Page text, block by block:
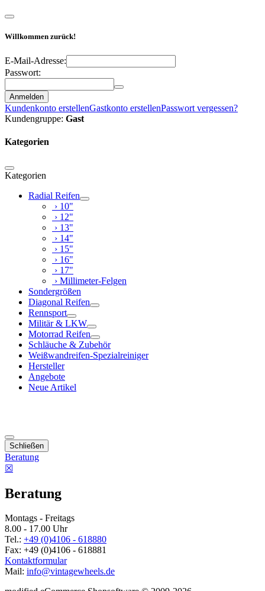
Willkommen zurück!
E-Mail-Adresse:
Passwort:
Anmelden
Kundenkonto erstellenGastkonto erstellenPasswort vergessen?
Kundengruppe: Gast
Kategorien
Kategorien
Radial Reifen
› 10"
› 12"
› 13"
› 14"
› 15"
› 16"
› 17"
› Millimeter-Felgen
Sondergrößen
Diagonal Reifen
Rennsport
Militär & LKW
Motorrad Reifen
Schläuche & Zubehör
Weißwandreifen-Spezialreiniger
Hersteller
Angebote
Neue Artikel
Schließen
Beratung
☒
Beratung
Montags - Freitags
8.00 - 17.00 Uhr
Tel.: +49 (0)4106 - 618880
Fax: +49 (0)4106 - 618881
Kontaktformular
Mail: info@vintagewheels.de